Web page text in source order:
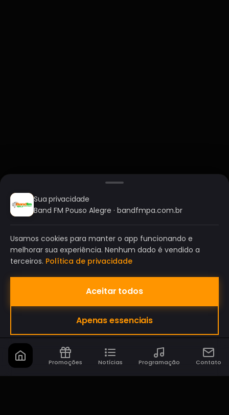
BAND FM POUSO ALEGRE
A SUA RÁDIO DO SEU JEITO!
Sua privacidade
Band FM Pouso Alegre · bandfmpa.com.br
Usamos cookies para manter o app funcionando e
melhorar sua experiência. Nenhum dado é vendido a
terceiros. Política de privacidade
Aceitar todos
Apenas essenciais
Promoções Notícias Programação Contato